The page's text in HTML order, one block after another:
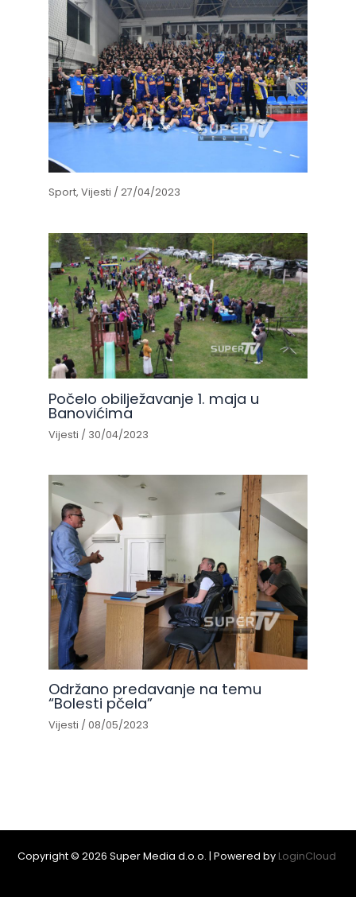
Sport,Vijesti /27/04/2023
Počelo obilježavanje 1. maja u
Banovićima
Vijesti / 30/04/2023
Održano predavanje na temu
“Bolesti pčela”
Vijesti /08/05/2023
Copyright © 2026 Super Media d.o.o. | Powered by LoginCloud